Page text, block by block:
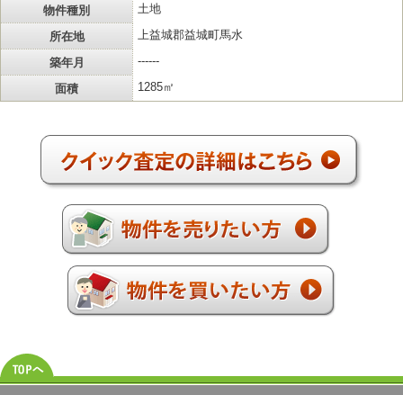
物件種別 土地
所在地 上益城郡益城町馬水
築年月 ------
面積 1285㎡